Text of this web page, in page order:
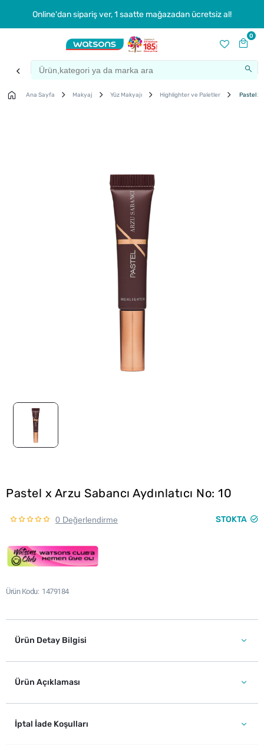
Online'dan sipariş ver, 1 saatte mağazadan ücretsiz al!
0
Ana Sayfa Makyaj Yüz Makyajı Highlighter ve Paletler Pastel x
Pastel x Arzu Sabancı Aydınlatıcı No: 10
0 Değerlendirme STOKTA
Ürün Kodu 1479184
Ürün Detay Bilgisi
Ürün Açıklaması
İptal İade Koşulları